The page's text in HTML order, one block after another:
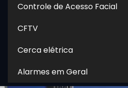
Controle de Acesso Facial
CFTV
Cerca elétrica
Alarmes em Geral